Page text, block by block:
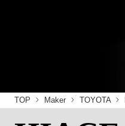
TOP Maker TOYOTA